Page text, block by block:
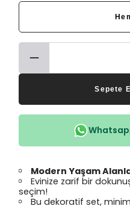
Sepete
Modern Yaşam
Evinize zarif bir
seçim!
Bu dekoratif set,